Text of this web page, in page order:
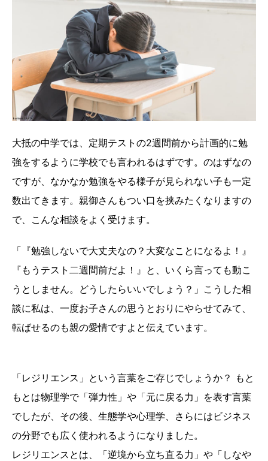
大抵の中学では、定期テストの2週間前から計画的に勉
強をするように学校でも言われるはずです。のはずなの
ですが、なかなか勉強をやる様子が見られない子も一定
数出てきます。親御さんもつい口を挟みたくなりますの
で、こんな相談をよく受けます。
「『勉強しないで大丈夫なの？大変なことになるよ！』
『もうテスト二週間前だよ！』と、いくら言っても動こ
うとしません。どうしたらいいでしょう？」こうした相
談に私は、一度お子さんの思うとおりにやらせてみて、
転ばせるのも親の愛情ですよと伝えています。
「レジリエンス」という言葉をご存じでしょうか？ もと
もとは物理学で「弾力性」や「元に戻る力」を表す言葉
でしたが、その後、生態学や心理学、さらにはビジネス
の分野でも広く使われるようになりました。
レジリエンスとは、「逆境から立ち直る力」や「しなや